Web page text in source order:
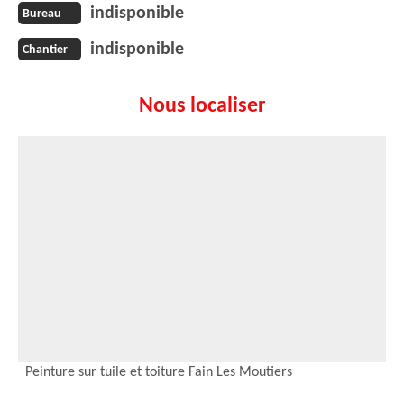
Bureau indisponible
Chantier indisponible
Nous localiser
Peinture sur tuile et toiture Fain Les Moutiers